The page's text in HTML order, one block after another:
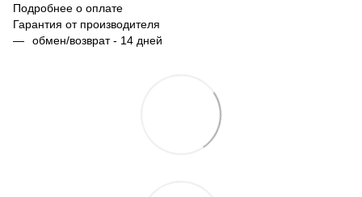
Подробнее о оплате
Гарантия от производителя
обмен/возврат - 14 дней